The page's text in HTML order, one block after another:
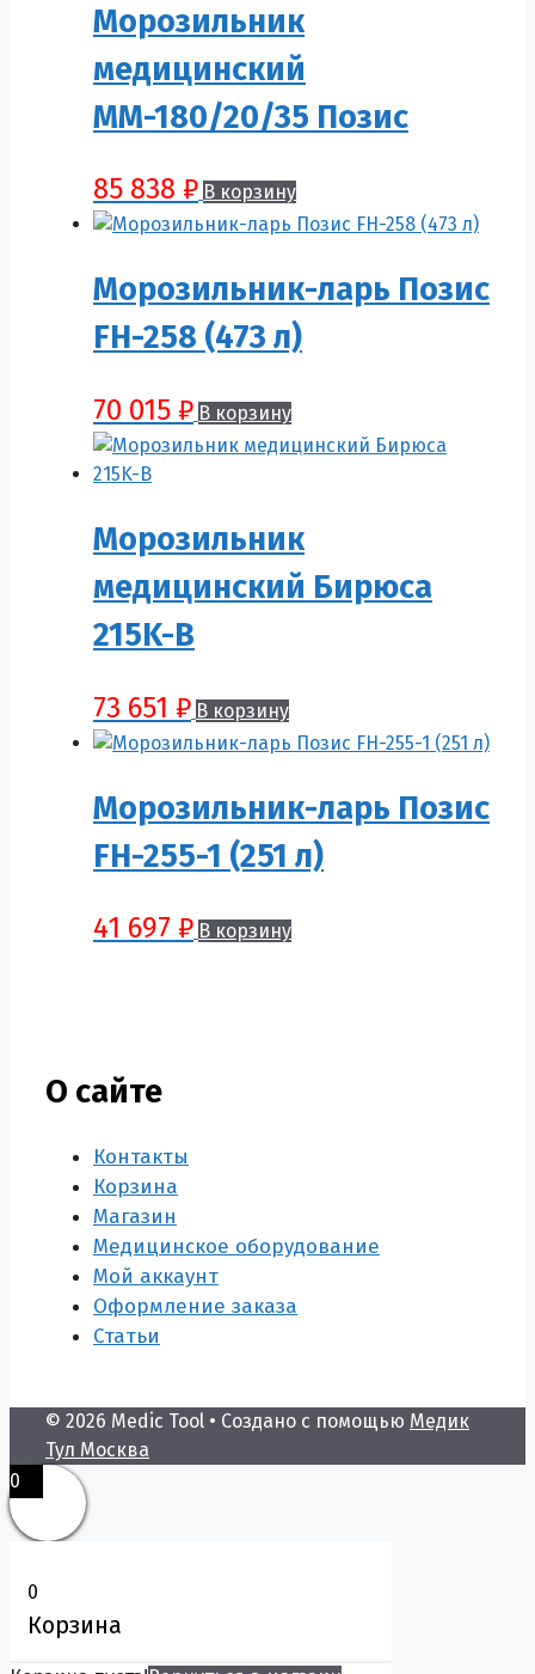
Морозильник
медицинский
ММ-180/20/35 Позис
85 838 ₽ В корзину
Морозильник-ларь Позис
FH-258 (473 л)
70 015 ₽ В корзину
Морозильник
медицинский Бирюса
215K-B
73 651 ₽ В корзину
Морозильник-ларь Позис
FH-255-1 (251 л)
41 697 ₽ В корзину
О сайте
Контакты
Корзина
Магазин
Медицинское оборудование
Мой аккаунт
Оформление заказа
Статьи
© 2026 Medic Tool • Создано с помощью Медик
Тул Москва
0
0
Корзина